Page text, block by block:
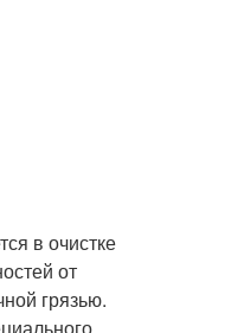
в очистке
от
грязью.